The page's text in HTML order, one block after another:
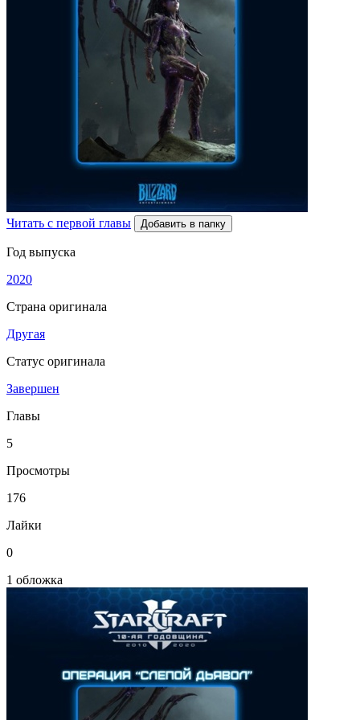
Читать с первой главы Добавить в папку
Год выпуска
2020
Страна оригинала
Другая
Статус оригинала
Завершен
Главы
5
Просмотры
176
Лайки
0
1 обложка